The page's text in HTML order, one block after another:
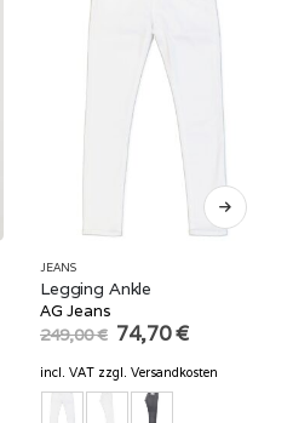
JEANS
Legging Ankle
AG Jeans
249,00€ Original
price
was:
249,00 €.
74,70€Current
is:
incl. VAT zzgl. Versandkosten